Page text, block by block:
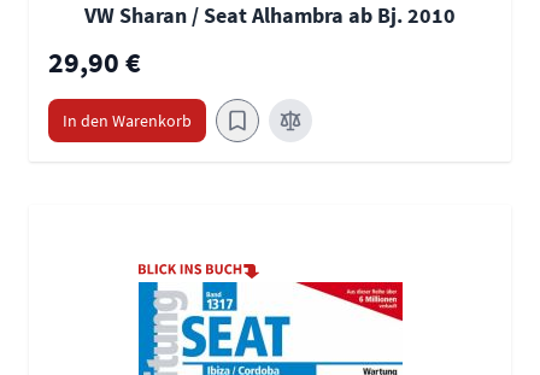
VW Sharan / Seat Alhambra ab Bj. 2010
29,90 €
In den Warenkorb